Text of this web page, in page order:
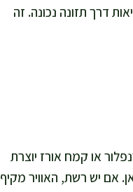
דרך תזונה נכונה. זה
או קמח אורז יוצרת
אם יש רשת, האוויר מקיף